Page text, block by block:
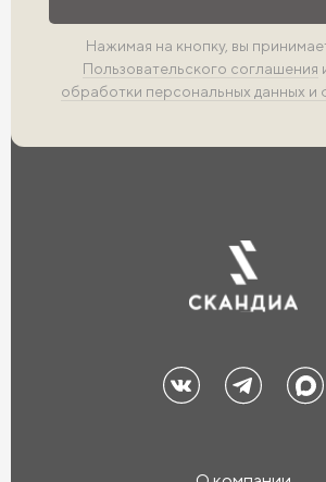
Нажимая на кнопку, вы
Пользовательского соглашения
обработки персональных данных и